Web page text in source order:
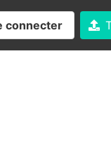
connecter